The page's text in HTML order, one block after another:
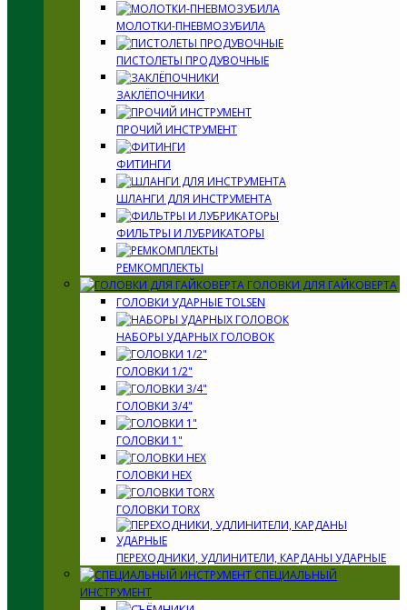
МОЛОТКИ-ПНЕВМОЗУБИЛА
ПИСТОЛЕТЫ ПРОДУВОЧНЫЕ
ЗАКЛЁПОЧНИКИ
ПРОЧИЙ ИНСТРУМЕНТ
ФИТИНГИ
ШЛАНГИ ДЛЯ ИНСТРУМЕНТА
ФИЛЬТРЫ И ЛУБРИКАТОРЫ
РЕМКОМПЛЕКТЫ
ГОЛОВКИ ДЛЯ ГАЙКОВЕРТА
ГОЛОВКИ УДАРНЫЕ TOLSEN
НАБОРЫ УДАРНЫХ ГОЛОВОК
ГОЛОВКИ 1/2"
ГОЛОВКИ 3/4"
ГОЛОВКИ 1"
ГОЛОВКИ HEX
ГОЛОВКИ TORX
ПЕРЕХОДНИКИ, УДЛИНИТЕЛИ, КАРДАНЫ УДАРНЫЕ
СПЕЦИАЛЬНЫЙ
ИНСТРУМЕНТ